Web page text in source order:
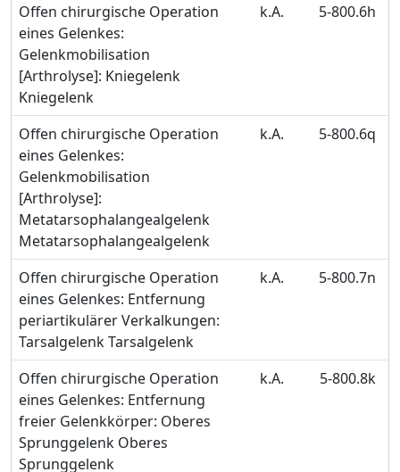
Offen chirurgische Operation
eines Gelenkes:
Gelenkmobilisation
[Arthrolyse]: Kniegelenk
Kniegelenk
k.A. 5-800.6h
Offen chirurgische Operation
eines Gelenkes:
Gelenkmobilisation
[Arthrolyse]:
Metatarsophalangealgelenk
Metatarsophalangealgelenk
k.A. 5-800.6q
Offen chirurgische Operation
eines Gelenkes: Entfernung
periartikulärer Verkalkungen:
Tarsalgelenk Tarsalgelenk
k.A. 5-800.7n
Offen chirurgische Operation
eines Gelenkes: Entfernung
freier Gelenkkörper: Oberes
Sprunggelenk Oberes
Sprunggelenk
k.A. 5-800.8k